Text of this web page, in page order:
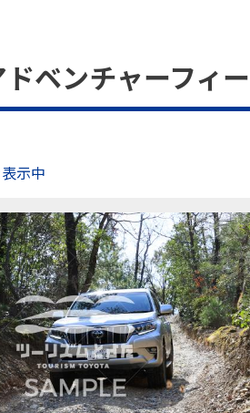
ベンチャーフィ
示中